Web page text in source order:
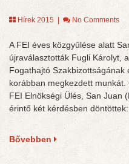
Hírek 2015 No Comments
A FEI éves közgyűlése alatt
újraválasztották Fugli Károlyt,
Fogathajtó
korábban megkezdett
FEI Elnökségi Ülés, San Juan
érintő két kérdésben
Bővebben